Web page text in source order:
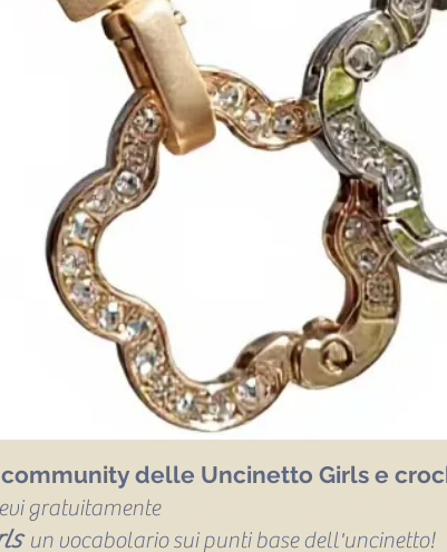
delle Uncinetto Girls e
gratuitamente
un vocabolario sui punti base dell'uncinetto!